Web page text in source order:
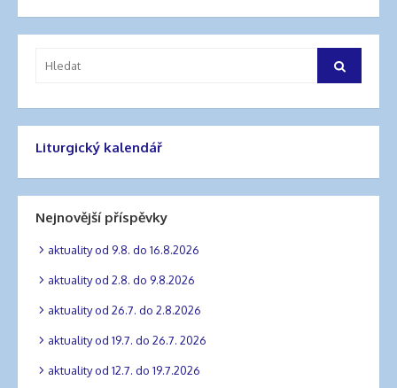
Hledat
Liturgický kalendář
Nejnovější příspěvky
aktuality od 9.8. do 16.8.2026
aktuality od 2.8. do 9.8.2026
aktuality od 26.7. do 2.8.2026
aktuality od 19.7. do 26.7. 2026
aktuality od 12.7. do 19.7.2026